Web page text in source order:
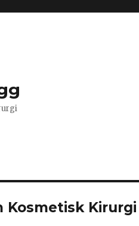
Kosmetisk Kirurgi